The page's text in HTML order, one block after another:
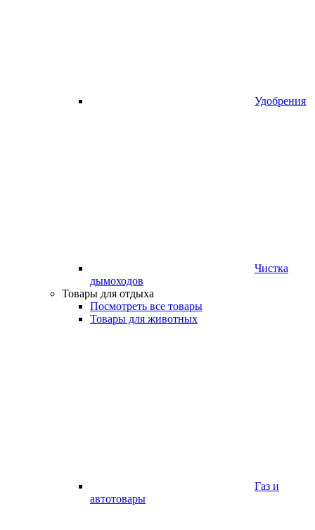
Удобрения
Чистка
дымоходов
Товары для отдыха
Посмотреть все товары
Товары для животных
Газ и
автотовары